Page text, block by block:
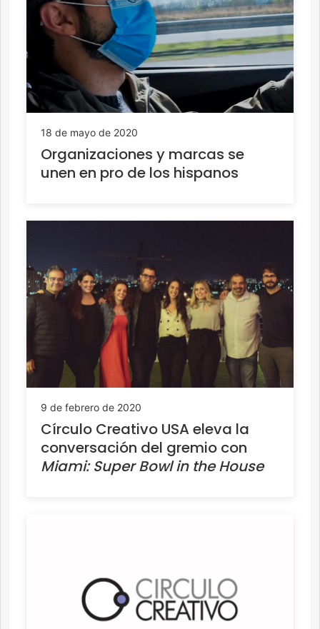
18 de mayo de 2020
Organizaciones y marcas se
unen en pro de los hispanos
9 de febrero de 2020
Círculo Creativo USA eleva la
conversación del gremio con
Miami: Super Bowl in the House